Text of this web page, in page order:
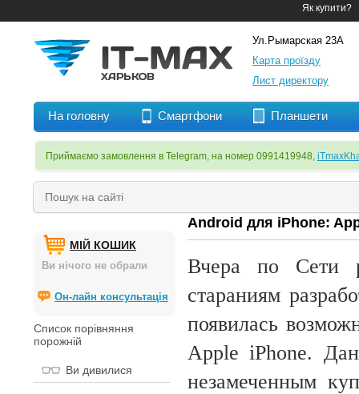
Як купити?
Ул.Рымарская 23А
Карта проїзду
Лист директору
На головну Смартфони Планшети
Приймаємо замовлення в Telegram, на номер 0991419948,
МІЙ КОШИК
Ви нічого не обрали
Он-лайн консультація
Список порівняння
порожній
Ви дивилися
Android для iPhone:
Вчера по Сети
стараниям
появилась
Apple iPhone.
незамеченным